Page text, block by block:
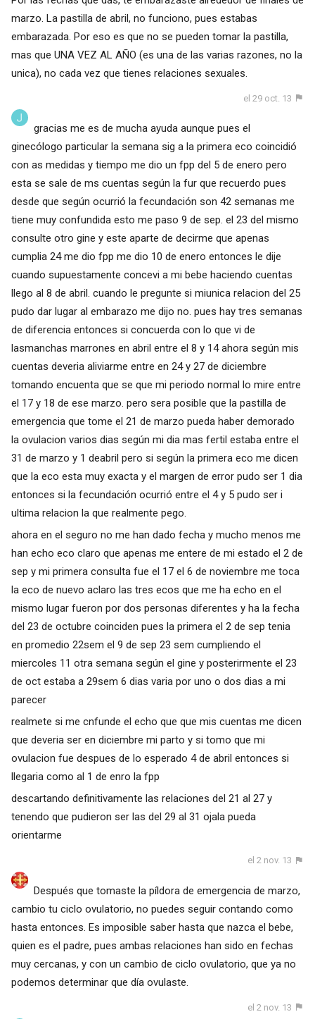
marzo. La pastilla de abril, no funciono, pues estabas
embarazada. Por eso es que no se pueden tomar la pastilla,
mas que UNA VEZ AL AÑO (es una de las varias razones, no la
unica), no cada vez que tienes relaciones sexuales.
el 29 oct. 13
gracias me es de mucha ayuda aunque pues el
ginecólogo particular la semana sig a la primera eco coincidió
con as medidas y tiempo me dio un fpp del 5 de enero pero
esta se sale de ms cuentas según la fur que recuerdo pues
desde que según ocurrió la fecundación son 42 semanas me
tiene muy confundida esto me paso 9 de sep. el 23 del mismo
consulte otro gine y este aparte de decirme que apenas
cumplia 24 me dio fpp me dio 10 de enero entonces le dije
cuando supuestamente concevi a mi bebe haciendo cuentas
llego al 8 de abril. cuando le pregunte si miunica relacion del 25
pudo dar lugar al embarazo me dijo no. pues hay tres semanas
de diferencia entonces si concuerda con lo que vi de
lasmanchas marrones en abril entre el 8 y 14 ahora según mis
cuentas deveria aliviarme entre en 24 y 27 de diciembre
tomando encuenta que se que mi periodo normal lo mire entre
el 17 y 18 de ese marzo. pero sera posible que la pastilla de
emergencia que tome el 21 de marzo pueda haber demorado
la ovulacion varios dias según mi dia mas fertil estaba entre el
31 de marzo y 1 deabril pero si según la primera eco me dicen
que la eco esta muy exacta y el margen de error pudo ser 1 dia
entonces si la fecundación ocurrió entre el 4 y 5 pudo ser i
ultima relacion la que realmente pego.
ahora en el seguro no me han dado fecha y mucho menos me
han echo eco claro que apenas me entere de mi estado el 2 de
sep y mi primera consulta fue el 17 el 6 de noviembre me toca
la eco de nuevo aclaro las tres ecos que me ha echo en el
mismo lugar fueron por dos personas diferentes y ha la fecha
del 23 de octubre coinciden pues la primera el 2 de sep tenia
en promedio 22sem el 9 de sep 23 sem cumpliendo el
miercoles 11 otra semana según el gine y posterirmente el 23
de oct estaba a 29sem 6 dias varia por uno o dos dias a mi
parecer
realmete si me cnfunde el echo que que mis cuentas me dicen
que deveria ser en diciembre mi parto y si tomo que mi
ovulacion fue despues de lo esperado 4 de abril entonces si
llegaria como al 1 de enro la fpp
descartando definitivamente las relaciones del 21 al 27 y
tenendo que pudieron ser las del 29 al 31 ojala pueda
orientarme
el 2 nov. 13
Después que tomaste la píldora de emergencia de marzo,
cambio tu ciclo ovulatorio, no puedes seguir contando como
hasta entonces. Es imposible saber hasta que nazca el bebe,
quien es el padre, pues ambas relaciones han sido en fechas
muy cercanas, y con un cambio de ciclo ovulatorio, que ya no
podemos determinar que día ovulaste.
el 2 nov. 13